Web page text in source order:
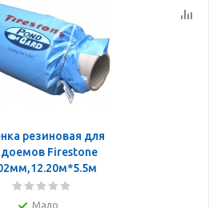
резиновая для
Firestone
Мало